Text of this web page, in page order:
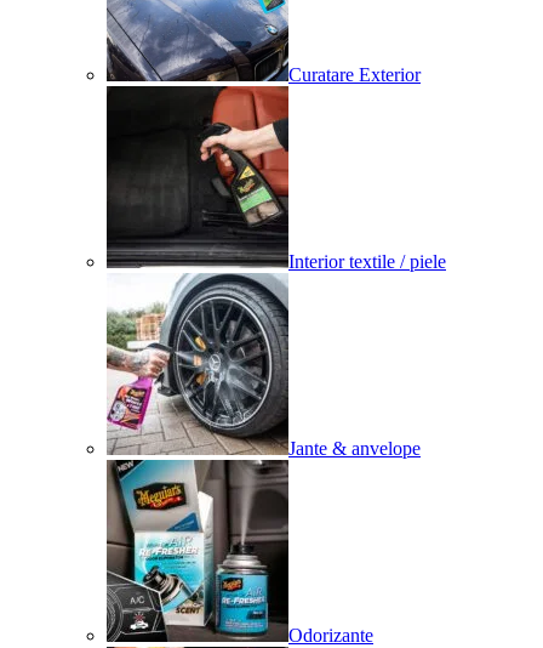
Curatare Exterior
Interior textile / piele
Jante & anvelope
Odorizante